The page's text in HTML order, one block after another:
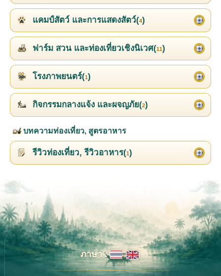
แคมป์สัตว์ และการแสดงสัตว์(4)
ฟาร์ม สวน และท่องเที่ยวเชิงนิเวศ(11)
โรงภาพยนตร์(1)
กิจกรรมกลางแจ้ง และผจญภัย(2)
บทความท่องเที่ยว, สูตรอาหาร
รีวิวท่องเที่ยว, รีวิวอาหาร(1)
ภาษา :